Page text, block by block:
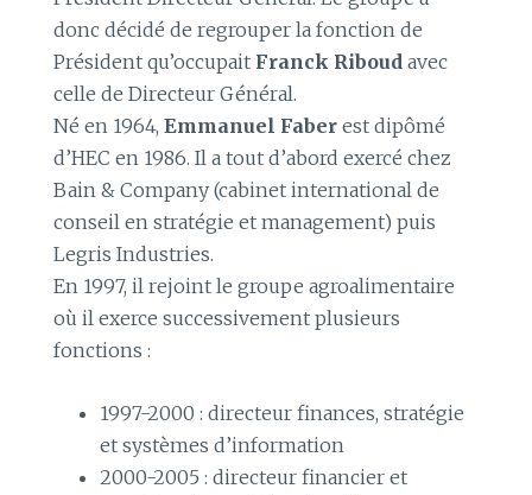
donc décidé de regrouper la fonction de
Président qu’occupait Franck Riboud avec
celle de Directeur Général.
Né en 1964,Emmanuel Faber est dipômé
d’HEC en 1986. Il a tout d’abord exercé chez
Bain & Company (cabinet international de
conseil en stratégie et management) puis
Legris Industries.
En 1997, il rejoint le groupe agroalimentaire
où il exerce successivement plusieurs
fonctions :
1997-2000 : directeur finances, stratégie
et systèmes d’information
2000-2005 : directeur financier et